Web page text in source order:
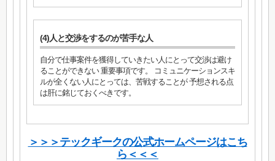
(4)人と交渉をするのが苦手な人
自分で仕事案件を獲得していきたい人にとって交渉は避け
ることができない 重要事項です。 コミュニケーションスキ
ルが全くない人にとっては、苦戦することが 予想される点
は肝に銘じておくべきです。
＞＞＞テックギークの公式ホームページはこち
ら＜＜＜